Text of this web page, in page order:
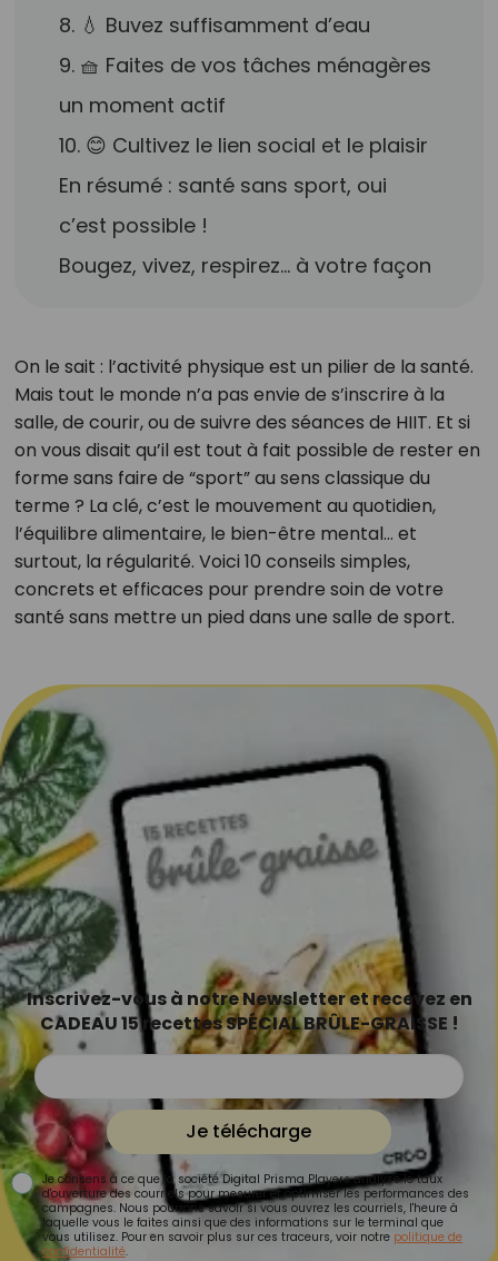
8. 💧 Buvez suffisamment d’eau
9. 🧺 Faites de vos tâches ménagères
un moment actif
10. 😊 Cultivez le lien social et le plaisir
En résumé : santé sans sport, oui
c’est possible !
Bougez, vivez, respirez… à votre façon
On le sait : l’activité physique est un pilier de la santé.
Mais tout le monde n’a pas envie de s’inscrire à la
salle, de courir, ou de suivre des séances de HIIT. Et si
on vous disait qu’il est tout à fait possible de rester en
forme sans faire de “sport” au sens classique du
terme ? La clé, c’est le mouvement au quotidien,
l’équilibre alimentaire, le bien-être mental… et
surtout, la régularité. Voici 10 conseils simples,
concrets et efficaces pour prendre soin de votre
santé sans mettre un pied dans une salle de sport.
Inscrivez-vous à notre Newsletter et recevez en
CADEAU 15 recettes SPÉCIAL BRÛLE-GRAISSE !
Je télécharge
Je consens à ce que la société Digital Prisma Players analyse le taux
d'ouverture des courriels pour mesurer et optimiser les performances des
campagnes. Nous pourrons savoir si vous ouvrez les courriels, l'heure à
laquelle vous le faites ainsi que des informations sur le terminal que
vous utilisez. Pour en savoir plus sur ces traceurs, voir notre politique de
confidentialité.